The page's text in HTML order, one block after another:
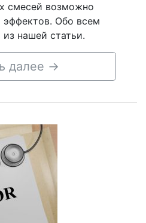
смесей возможно
эффектов. Обо всем
нашей статьи.
далее →